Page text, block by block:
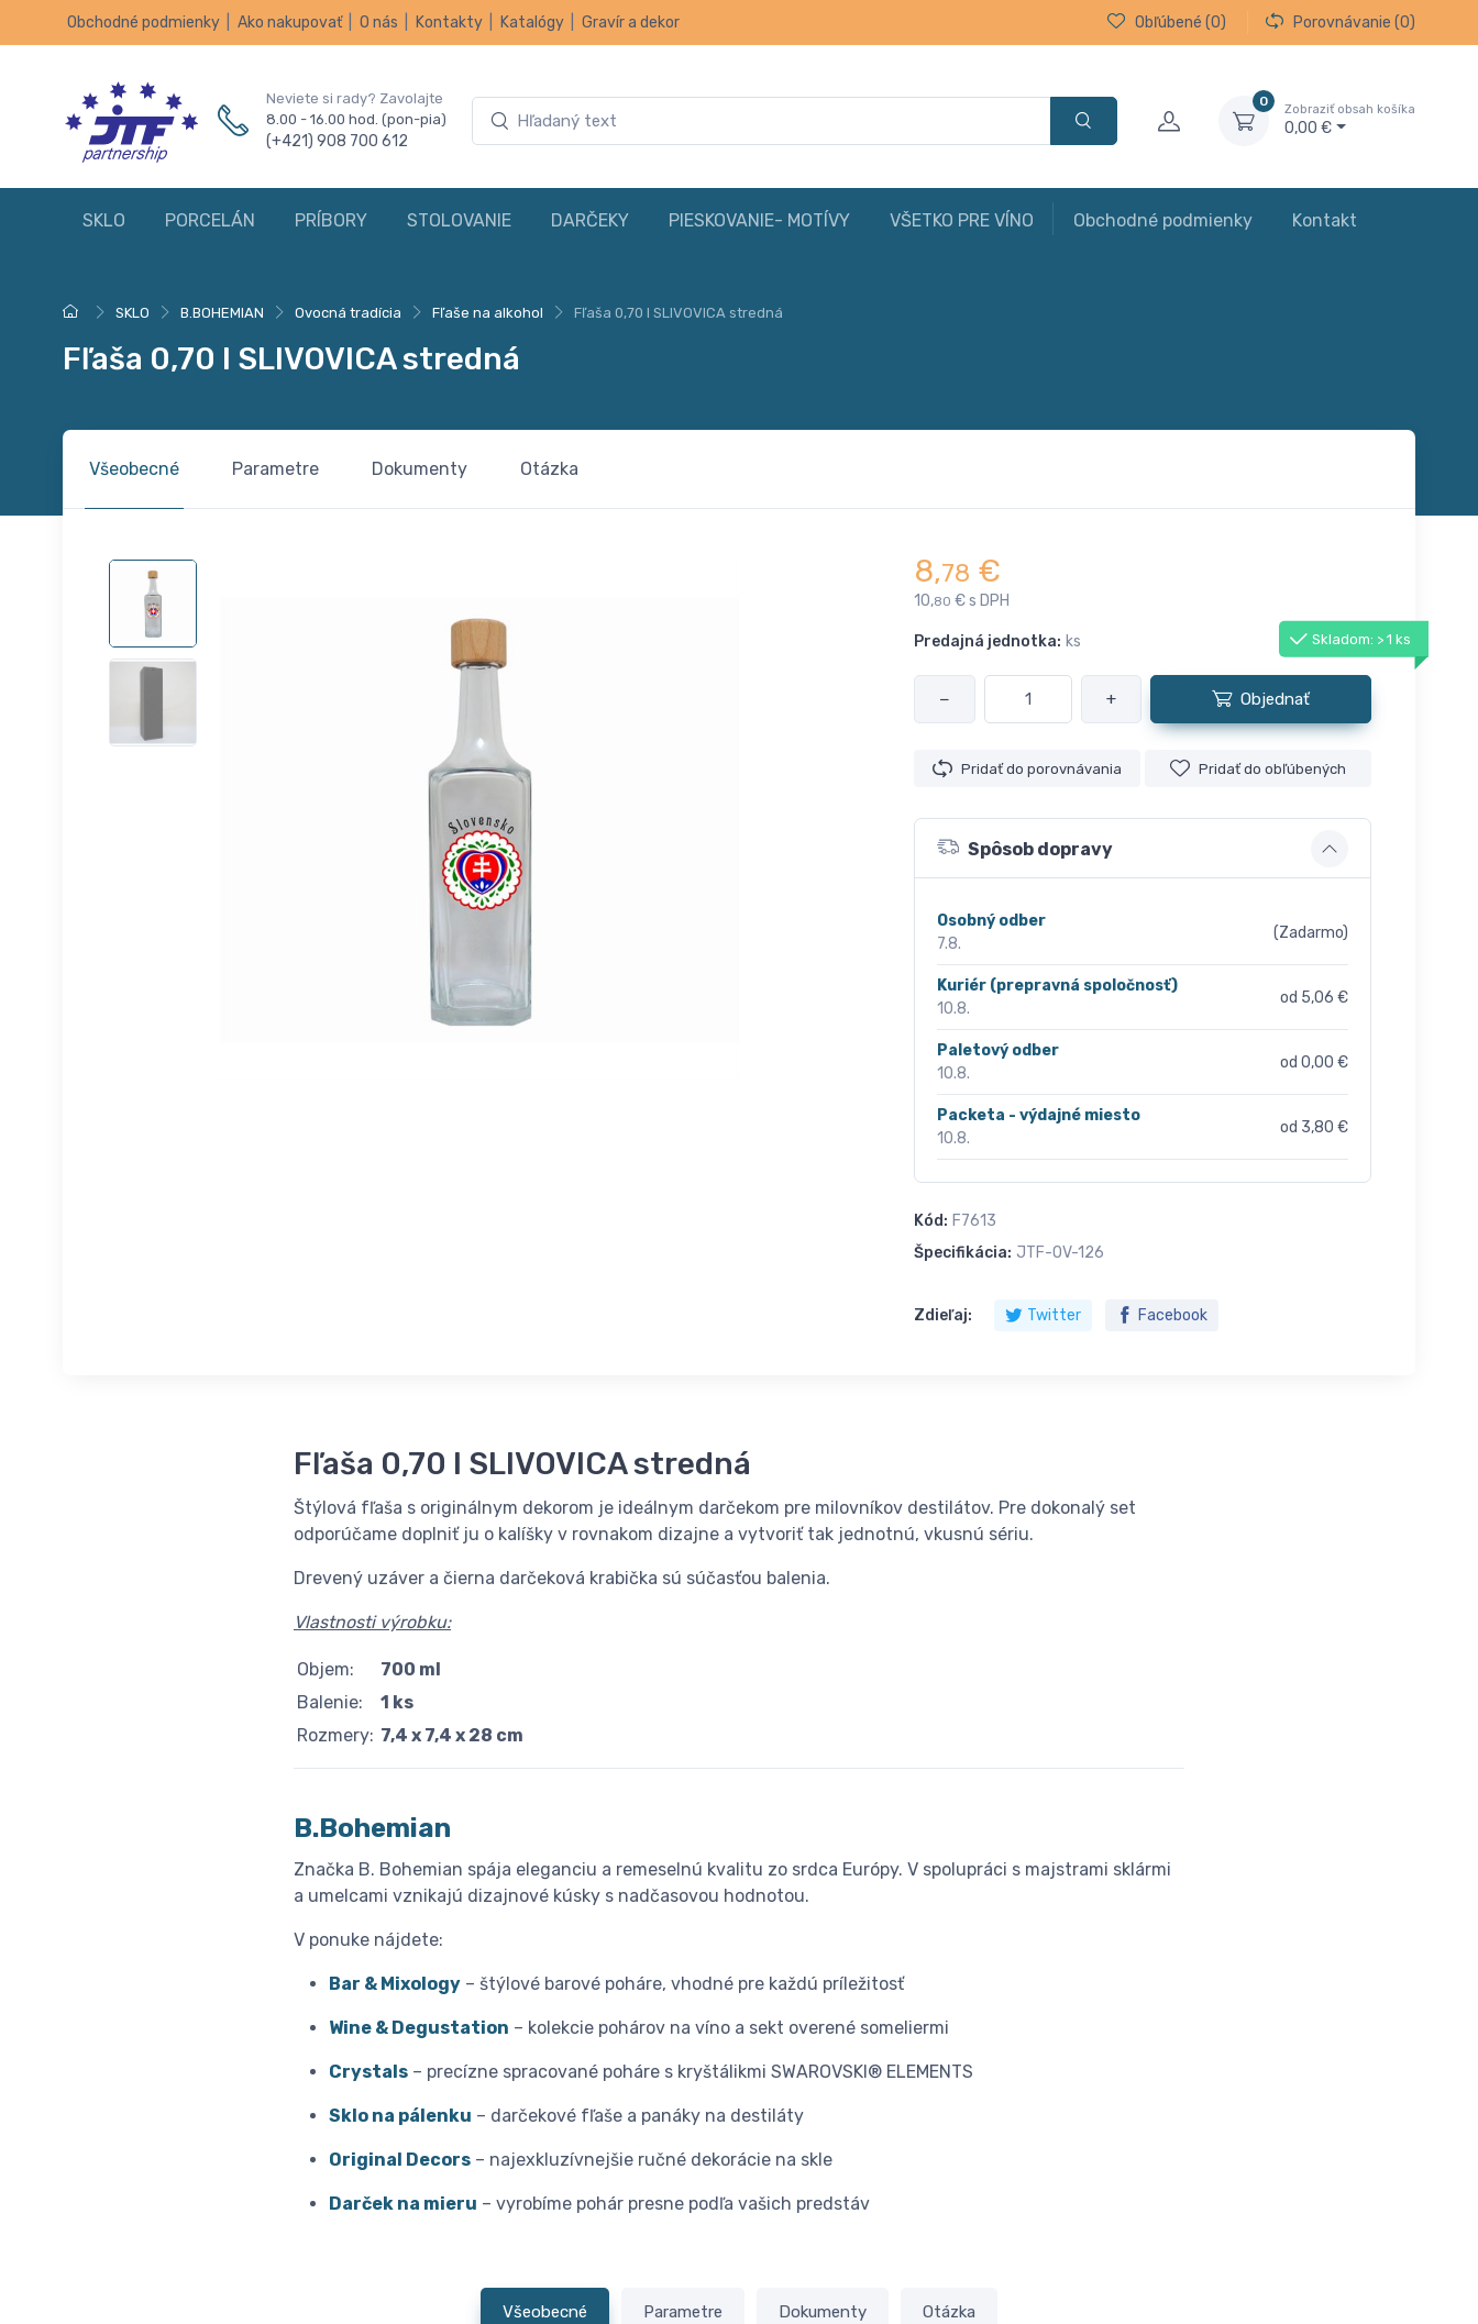
Obchodné podmienky Ako nakupovať O nás Kontakty Katalógy Gravír a dekor Obľúbené (0) Porovnávanie (0)
Neviete si rady? Zavolajte
8.00 - 16.00 hod. (pon-pia)
(+421) 908 700 612
0
Zobraziť obsah košíka
0,00 €
SKLO PORCELÁN PRÍBORY STOLOVANIE DARČEKY PIESKOVANIE- MOTÍVY VŠETKO PRE VÍNO Obchodné podmienky Kontakt
SKLO B.BOHEMIAN Ovocná tradícia Fľaše na alkohol Fľaša 0,70 l SLIVOVICA stredná
Fľaša 0,70 l SLIVOVICA stredná
Všeobecné Parametre Dokumenty Otázka
8,78 €
10,80 € s DPH
Predajná jednotka: ks Skladom: > 1 ks
− + Objednať
Pridať do porovnávania Pridať do obľúbených
Spôsob dopravy
Osobný odber
7.8.
(Zadarmo)
Kuriér (prepravná spoločnosť)
10.8.
od 5,06 €
Paletový odber
10.8.
od 0,00 €
Packeta - výdajné miesto
10.8.
od 3,80 €
Kód: F7613
Špecifikácia: JTF-OV-126
Zdieľaj: Twitter Facebook
Fľaša 0,70 l SLIVOVICA stredná
Štýlová fľaša s originálnym dekorom je ideálnym darčekom pre milovníkov destilátov. Pre dokonalý set
odporúčame doplniť ju o kalíšky v rovnakom dizajne a vytvoriť tak jednotnú, vkusnú sériu.
Drevený uzáver a čierna darčeková krabička sú súčasťou balenia.
Vlastnosti výrobku:
Objem:
700 ml
Balenie:
1 ks
Rozmery: 7,4 x 7,4 x 28 cm
B.Bohemian
Značka B. Bohemian spája eleganciu a remeselnú kvalitu zo srdca Európy. V spolupráci s majstrami sklármi
a umelcami vznikajú dizajnové kúsky s nadčasovou hodnotou.
V ponuke nájdete:
Bar & Mixology – štýlové barové poháre, vhodné pre každú príležitosť
Wine & Degustation – kolekcie pohárov na víno a sekt overené someliermi
Crystals – precízne spracované poháre s kryštálikmi SWAROVSKI® ELEMENTS
Sklo na pálenku – darčekové fľaše a panáky na destiláty
Original Decors – najexkluzívnejšie ručné dekorácie na skle
Darček na mieru – vyrobíme pohár presne podľa vašich predstáv
Všeobecné Parametre Dokumenty Otázka